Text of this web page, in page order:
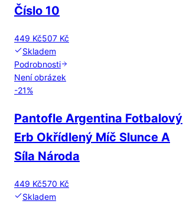
Číslo 10
449 Kč507 Kč
Skladem
Podrobnosti
Není obrázek
-21%
Pantofle Argentina Fotbalový
Erb Okřídlený Míč Slunce A
Síla Národa
449 Kč570 Kč
Skladem